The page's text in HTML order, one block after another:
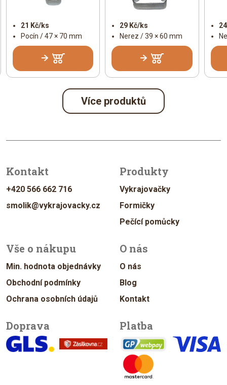
21 Kč/ks
Pocín / 47 × 70 mm
29 Kč/ks
Nerez / 39 × 60 mm
Více produktů
Kontakt
+420 566 662 716
smolik@vykrajovacky.cz
Produkty
Vykrajovačky
Formičky
Pečící pomůcky
Vše o nákupu
Min. hodnota objednávky
Obchodní podmínky
Ochrana osobních údajů
O nás
O nás
Blog
Kontakt
Doprava Platba